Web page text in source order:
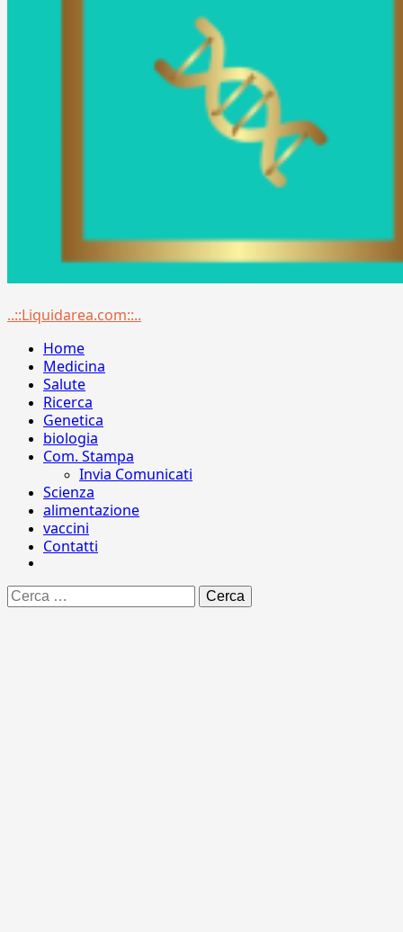
Menu
..::Liquidarea.com::..
Home
Medicina
Salute
Ricerca
Genetica
biologia
Com. Stampa
Invia Comunicati
Scienza
alimentazione
vaccini
Contatti
Ricerca
per: